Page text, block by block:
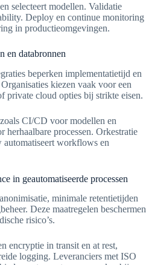
selecteert modellen. Validatie
Deploy en continue monitoring
in productieomgevingen.
en databronnen
beperken implementatietijd en
kiezen vaak voor een
private cloud opties bij strikte eisen.
CI/CD voor modellen en
herhaalbare processen. Orkestratie
workflows en
in geautomatiseerde processen
minimale retentietijden
Deze maatregelen beschermen
risico’s.
encryptie in transit en at rest,
logging. Leveranciers met ISO